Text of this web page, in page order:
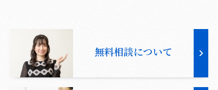
無料相談について